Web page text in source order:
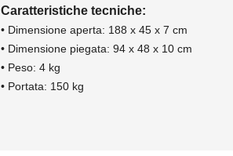
Caratteristiche tecniche:
• Dimensione aperta: 188 x 45 x 7 cm
• Dimensione piegata: 94 x 48 x 10 cm
• Peso: 4 kg
• Portata: 150 kg